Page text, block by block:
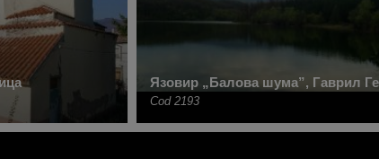
Язовир „Балова шума”, Гаврил
Cod 2193